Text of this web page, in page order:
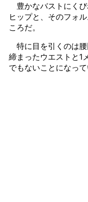
豊かなバストにく
ヒップと、そのフォ
ころだ。
特に目を引くのは
締まったウエストと1
でもないことになって